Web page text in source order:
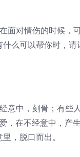
面对情伤的时候，
么可以帮你时，请
中，刻骨；有些人
，在不经意中，产生
，脱口而出。